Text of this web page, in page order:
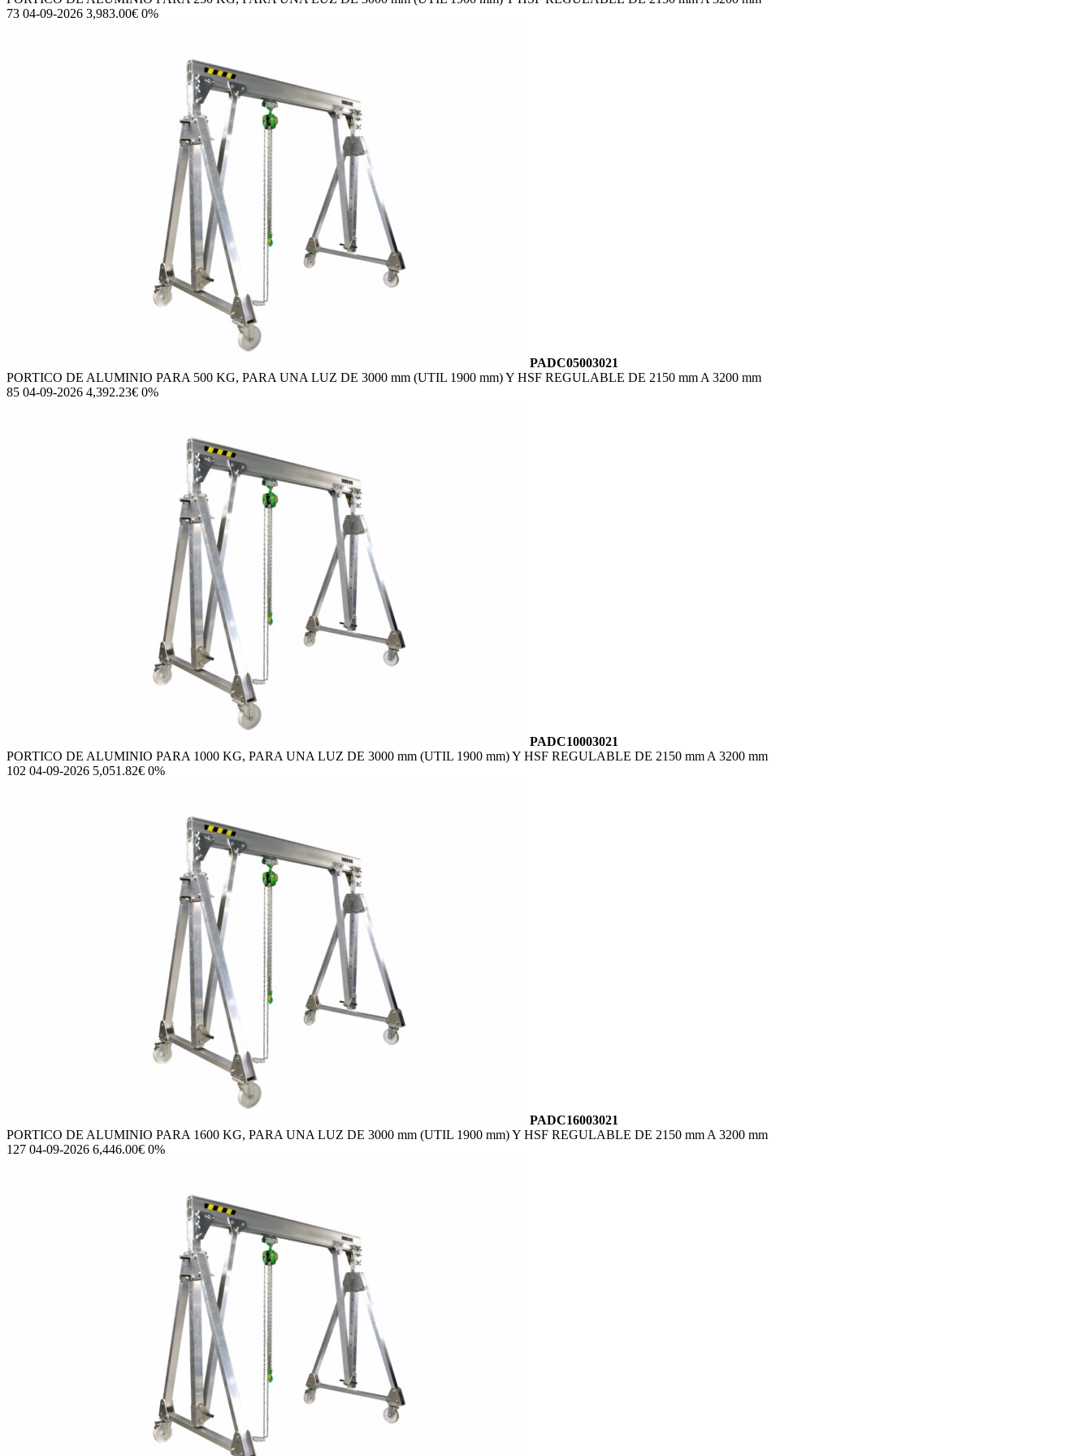
73 04-09-2026 3,983.00€ 0%
PADC05003021
PORTICO DE ALUMINIO PARA 500 KG, PARA UNA LUZ DE 3000 mm (UTIL 1900 mm) Y HSF REGULABLE DE 2150 mm A 3200 mm
85 04-09-2026 4,392.23€ 0%
PADC10003021
PORTICO DE ALUMINIO PARA 1000 KG, PARA UNA LUZ DE 3000 mm (UTIL 1900 mm) Y HSF REGULABLE DE 2150 mm A 3200 mm
102 04-09-2026 5,051.82€ 0%
PADC16003021
PORTICO DE ALUMINIO PARA 1600 KG, PARA UNA LUZ DE 3000 mm (UTIL 1900 mm) Y HSF REGULABLE DE 2150 mm A 3200 mm
127 04-09-2026 6,446.00€ 0%